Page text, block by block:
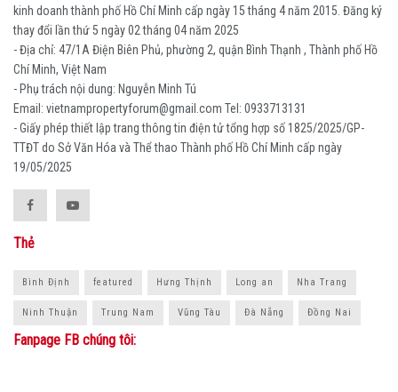
kinh doanh thành phố Hồ Chí Minh cấp ngày 15 tháng 4 năm 2015. Đăng ký
thay đổi lần thứ 5 ngày 02 tháng 04 năm 2025
- Địa chỉ: 47/1A Điện Biên Phủ, phường 2, quận Bình Thạnh , Thành phố Hồ
Chí Minh, Việt Nam
- Phụ trách nội dung: Nguyễn Minh Tú
Email: vietnampropertyforum@gmail.com Tel: ‭0933713131
- Giấy phép thiết lập trang thông tin điện tử tổng hợp số 1825/2025/GP-
TTĐT do Sở Văn Hóa và Thể thao Thành phố Hồ Chí Minh cấp ngày
19/05/2025
Thẻ
Bình Định featured Hưng Thịnh Long an Nha Trang
Ninh Thuận Trung Nam Vũng Tàu Đà Nẵng Đồng Nai
Fanpage FB chúng tôi: